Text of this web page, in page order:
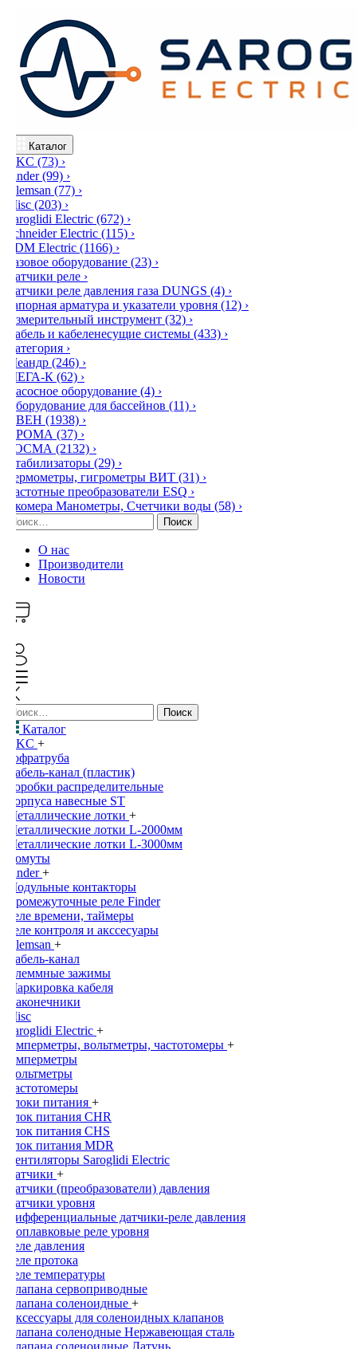
Каталог
DKC (73) ›
Finder(99) ›
Klemsan (77) ›
Misc (203) ›
Saroglidi Electric (672) ›
Schneider Electric (115) ›
TDM Electric (1166) ›
Газовое оборудование (23) ›
Датчики реле ›
Датчики реле давления газа DUNGS (4) ›
Запорная арматура и указатели уровня (12) ›
Измерительный инструмент (32) ›
Кабель и кабеленесущие системы (433) ›
Категория ›
Меандр (246) ›
МЕГА-К (62) ›
Насосное оборудование (4) ›
Оборудование для бассейнов (11) ›
ОВЕН (1938) ›
ПРОМА (37) ›
РОСМА (2132) ›
Стабилизаторы (29) ›
Термометры, гигрометры ВИТ (31) ›
Частотные преобразователи ESQ ›
Экомера Манометры, Счетчики воды (58) ›
Найти:
О нас
Производители
Новости
Найти:
Каталог
DKC +
Гофратруба
Кабель-канал (пластик)
Коробки распределительные
Корпуса навесные ST
Металлические лотки +
Металлические лотки L-2000мм
Металлические лотки L-3000мм
Хомуты
Finder+
Модульные контакторы
Промежуточные реле Finder
Реле времени, таймеры
Реле контроля и акссесуары
Klemsan +
Кабель-канал
Клеммные зажимы
Маркировка кабеля
Наконечники
Misc
Saroglidi Electric +
Амперметры, вольтметры, частотомеры +
Амперметры
Вольтметры
Частотомеры
Блоки питания +
Блок питания CHR
Блок питания CHS
Блок питания MDR
Вентиляторы Saroglidi Electric
Датчики +
Датчики (преобразователи) давления
Датчики уровня
Дифференциальные датчики-реле давления
Поплавковые реле уровня
Реле давления
Реле протока
Реле температуры
Клапана сервоприводные
Клапана соленоидные +
Аксессуары для соленоидных клапанов
Клапана соленодные Нержавеющая сталь
Клапана соленоидные Латунь